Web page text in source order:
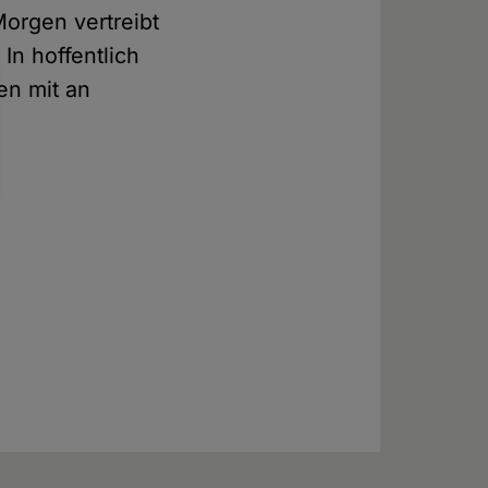
vertreibt
In hoffentlich
mit an